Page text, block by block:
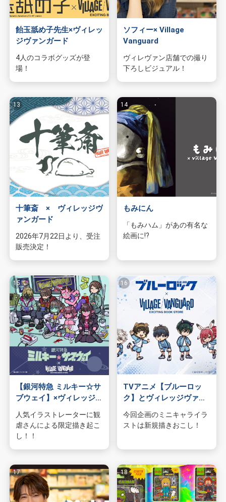
飴玉舐め子先生×ヴィレッ
ジヴァンガード
4人のコラボグッズが登
場！
ソフィー× Village
Vanguard
ヴィレヴァン店舗での撮り
下ろしビジュアル！
十筆斎 × ヴィレッジヴ
ァンガード
2026年7月22日より、受注
販売決定！
もみにん
「もみハム」があの有名な
絵画に!?
【銀河特急 ミルキー☆サ
ブウェイ】×ヴィレッジヴ
ッズ第2弾！！オンライ
ンストアで再受注＆店頭
発売決定！！
人気イラストレーターに観
虐さんによる限定描き起こ
し！！
TVアニメ【ブルーロッ
ク】とヴィレッジヴァン
発売決定！
今回企画のミニキャライラ
ストは新規描きおこし！